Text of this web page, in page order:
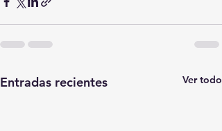
Entradas recientes Ver todo